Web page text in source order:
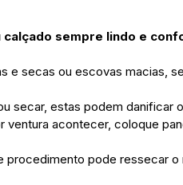
calçado sempre lindo e
e secas ou escovas macias,
secar, estas podem
acontecer, coloque
procedimento pode ressecar